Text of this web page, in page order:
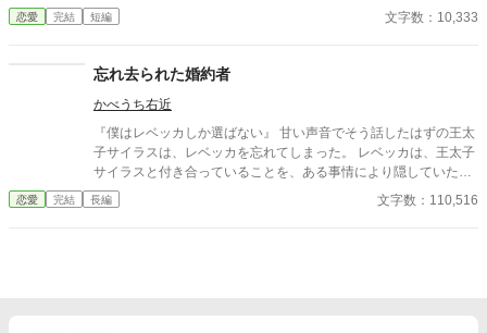
たフィオナは自ら修道院に行くことを決意し、護衛騎士のエルマ
ーとともに王宮を逃げ出した。置き手紙を読んだ皇太子が追いか
す。
恋愛 完結 短編 文字数：10,333
忘れ去られた婚約者
かべうち右近
『僕はレベッカしか選ばない』 甘い声音でそう話したはずの王太
子サイラスは、レベッカを忘れてしまった。 レベッカは、王太子
サイラスと付き合っていることを、ある事情により隠していた。
舞踏会で関係を公表し、婚約者に指名される予定だったのに、舞
踊会の夜にサイラスは薬を盛られて倒れ、記憶喪失になってしま
恋愛 完結 長編 文字数：110,516